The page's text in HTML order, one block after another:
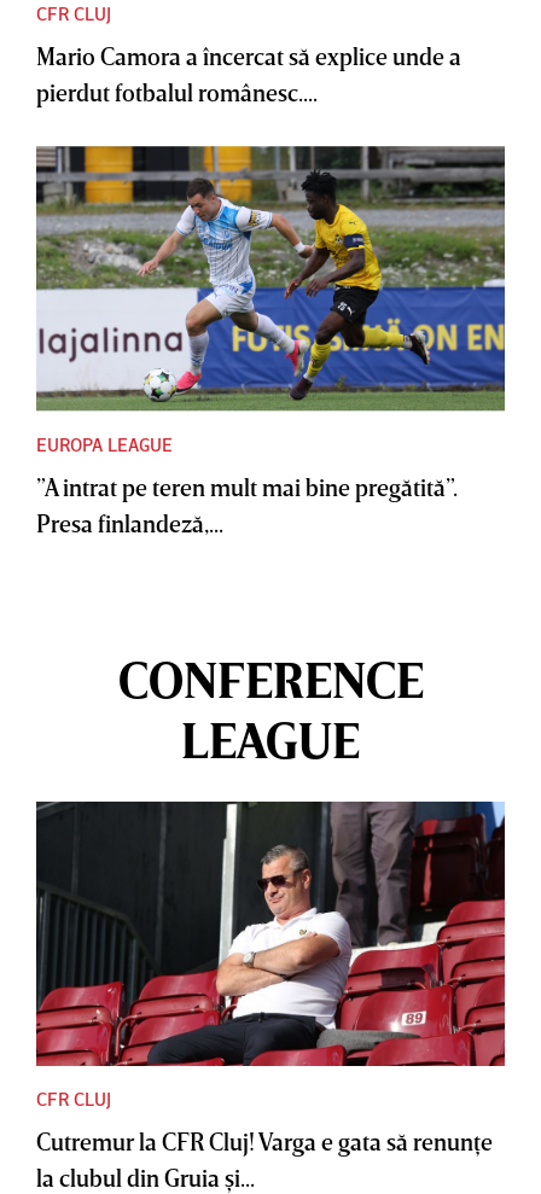
CFR CLUJ
Mario Camora a încercat să explice unde a
pierdut fotbalul românesc....
EUROPA LEAGUE
”A intrat pe teren mult mai bine pregătită”.
Presa finlandeză,...
CONFERENCE
LEAGUE
CFR CLUJ
Cutremur la CFR Cluj! Varga e gata să renunţe
la clubul din Gruia şi...